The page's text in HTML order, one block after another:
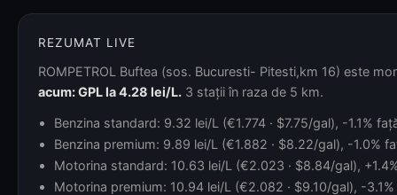
REZUMAT LIVE
ROMPETROL Buftea (sos. Bucuresti- Pitesti,km 16) este
acum: GPL la 4.28 lei/L. 3 stații în raza de 5 km.
Benzina standard: 9.32 lei/L (€1.774 · $7.75/gal), -1.1%
Benzina premium: 9.89 lei/L (€1.882 · $8.22/gal), -1.0%
Motorina standard: 10.63 lei/L (€2.023 · $8.84/gal),
Motorina premium: 10.94 lei/L (€2.082 · $9.10/gal), -